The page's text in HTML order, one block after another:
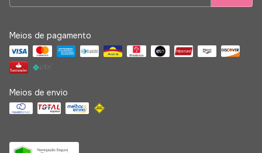
Meios de pagamento
Meios de envio